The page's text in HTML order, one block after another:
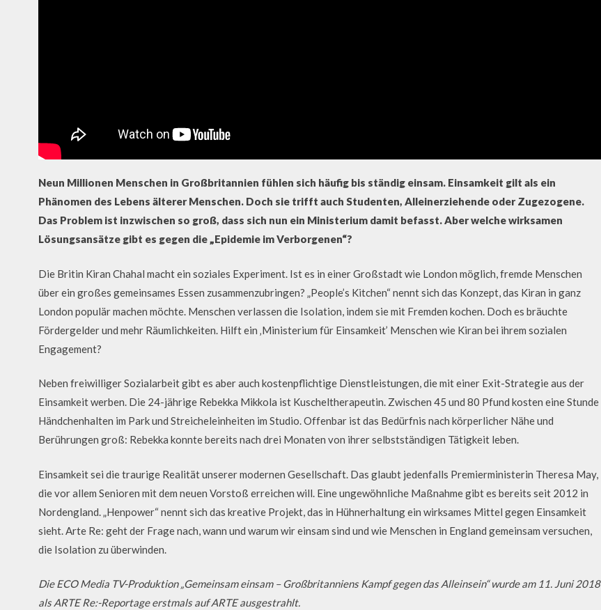
Neun Millionen Menschen in Großbritannien fühlen sich häufig bis ständig einsam. Einsamkeit gilt als ein
Phänomen des Lebens älterer Menschen. Doch sie trifft auch Studenten, Alleinerziehende oder Zugezogene.
Das Problem ist inzwischen so groß, dass sich nun ein Ministerium damit befasst. Aber welche wirksamen
Lösungsansätze gibt es gegen die „Epidemie im Verborgenen“?
Die Britin Kiran Chahal macht ein soziales Experiment. Ist es in einer Großstadt wie London möglich, fremde Menschen
über ein großes gemeinsames Essen zusammenzubringen? „People’s Kitchen“ nennt sich das Konzept, das Kiran in ganz
London populär machen möchte. Menschen verlassen die Isolation, indem sie mit Fremden kochen. Doch es bräuchte
Fördergelder und mehr Räumlichkeiten. Hilft ein ‚Ministerium für Einsamkeit’ Menschen wie Kiran bei ihrem sozialen
Engagement?
Neben freiwilliger Sozialarbeit gibt es aber auch kostenpflichtige Dienstleistungen, die mit einer Exit-Strategie aus der
Einsamkeit werben. Die 24-jährige Rebekka Mikkola ist Kuscheltherapeutin. Zwischen 45 und 80 Pfund kosten eine Stunde
Händchenhalten im Park und Streicheleinheiten im Studio. Offenbar ist das Bedürfnis nach körperlicher Nähe und
Berührungen groß: Rebekka konnte bereits nach drei Monaten von ihrer selbstständigen Tätigkeit leben.
Einsamkeit sei die traurige Realität unserer modernen Gesellschaft. Das glaubt jedenfalls Premierministerin Theresa May,
die vor allem Senioren mit dem neuen Vorstoß erreichen will. Eine ungewöhnliche Maßnahme gibt es bereits seit 2012 in
Nordengland. „Henpower“ nennt sich das kreative Projekt, das in Hühnerhaltung ein wirksames Mittel gegen Einsamkeit
sieht. Arte Re: geht der Frage nach, wann und warum wir einsam sind und wie Menschen in England gemeinsam versuchen,
die Isolation zu überwinden.
Die ECO Media TV-Produktion „Gemeinsam einsam – Großbritanniens Kampf gegen das Alleinsein“ wurde am 11. Juni 2018
als ARTE Re:-Reportage erstmals auf ARTE ausgestrahlt.